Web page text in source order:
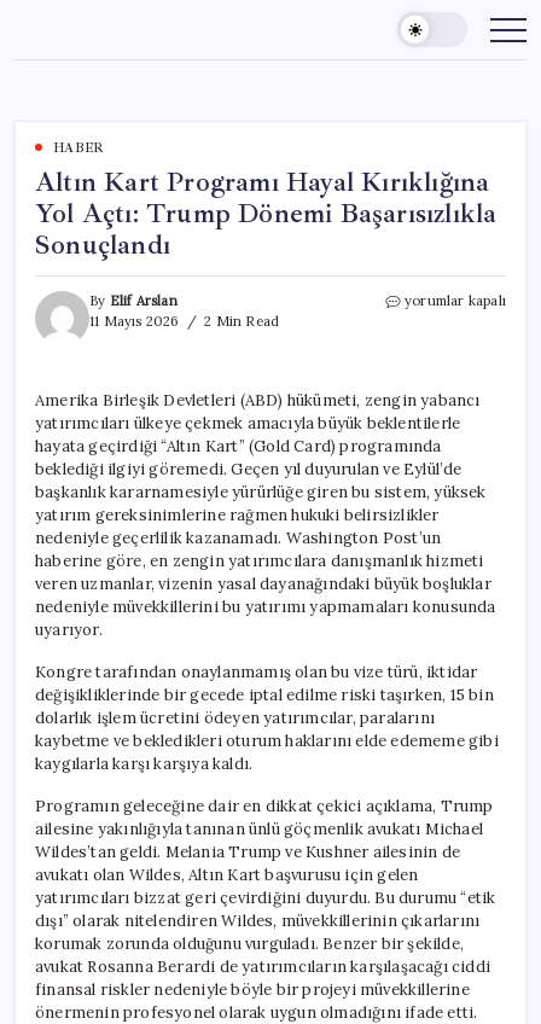
content
HABER
Altın Kart Programı Hayal Kırıklığına
Yol Açtı: Trump Dönemi Başarısızlıkla
Sonuçlandı
By Elif Arslan
11 Mayıs 2026
2 Min Read
Altın
Yol
Açtı:
Trump
Dönemi
Başarısızlıkla
Sonuçlandı
için
yorumlar kapalı
Amerika Birleşik Devletleri (ABD) hükümeti, zengin yabancı
yatırımcıları ülkeye çekmek amacıyla büyük beklentilerle
hayata geçirdiği “Altın Kart” (Gold Card) programında
beklediği ilgiyi göremedi. Geçen yıl duyurulan ve Eylül’de
başkanlık kararnamesiyle yürürlüğe giren bu sistem, yüksek
yatırım gereksinimlerine rağmen hukuki belirsizlikler
nedeniyle geçerlilik kazanamadı. Washington Post’un
haberine göre, en zengin yatırımcılara danışmanlık hizmeti
veren uzmanlar, vizenin yasal dayanağındaki büyük boşluklar
nedeniyle müvekkillerini bu yatırımı yapmamaları konusunda
uyarıyor.
Kongre tarafından onaylanmamış olan bu vize türü, iktidar
değişikliklerinde bir gecede iptal edilme riski taşırken, 15 bin
dolarlık işlem ücretini ödeyen yatırımcılar, paralarını
kaybetme ve bekledikleri oturum haklarını elde edememe gibi
kaygılarla karşı karşıya kaldı.
Programın geleceğine dair en dikkat çekici açıklama, Trump
ailesine yakınlığıyla tanınan ünlü göçmenlik avukatı Michael
Wildes’tan geldi. Melania Trump ve Kushner ailesinin de
avukatı olan Wildes, Altın Kart başvurusu için gelen
yatırımcıları bizzat geri çevirdiğini duyurdu. Bu durumu “etik
dışı” olarak nitelendiren Wildes, müvekkillerinin çıkarlarını
korumak zorunda olduğunu vurguladı. Benzer bir şekilde,
avukat Rosanna Berardi de yatırımcıların karşılaşacağı ciddi
finansal riskler nedeniyle böyle bir projeyi müvekkillerine
önermenin profesyonel olarak uygun olmadığını ifade etti.